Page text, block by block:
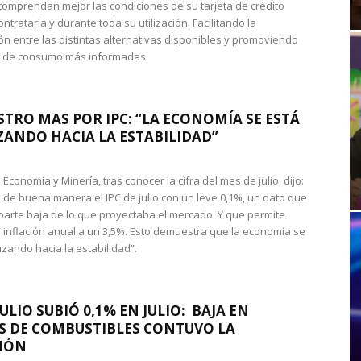
mejor las condiciones de su tarjeta de crédito
y durante toda su utilización. Facilitando la
entre las distintas alternativas disponibles y promoviendo
consumo más informadas.
MAS POR IPC: “LA ECONOMÍA SE ESTÁ
HACIA LA ESTABILIDAD”
Economía y Minería, tras conocer la cifra del mes de julio, dijo:
de buena manera el IPC de julio con un leve 0,1%, un dato que
baja de lo que proyectaba el mercado. Y que permite
anual a un 3,5%. Esto demuestra que la economía se
hacia la estabilidad”.
SUBIÓ 0,1% EN JULIO: BAJA EN
DE COMBUSTIBLES CONTUVO LA